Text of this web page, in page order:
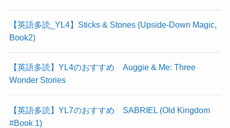
【英語多読_YL4】Sticks & Stones (Upside-Down Magic,
Book2)
【英語多読】YL4のおすすめ Auggie & Me: Three
Wonder Stories
【英語多読】YL7のおすすめ SABRIEL (Old Kingdom
#Book 1)